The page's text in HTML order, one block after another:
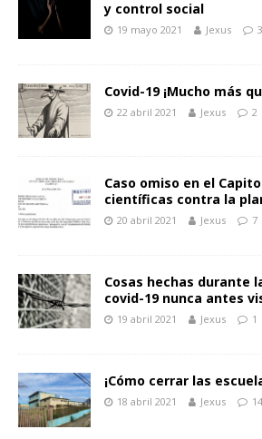
y control social
19 mayo 2021 Jexus 3
Covid-19 ¡Mucho más
22 abril 2021 Jexus 2
Caso omiso en el
científicas contra la
20 abril 2021 Jexus 7
Cosas hechas durante
covid-19 nunca antes
19 abril 2021 Jexus 1
¡Cómo cerrar las
18 abril 2021 Jexus